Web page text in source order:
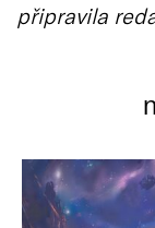
připravila